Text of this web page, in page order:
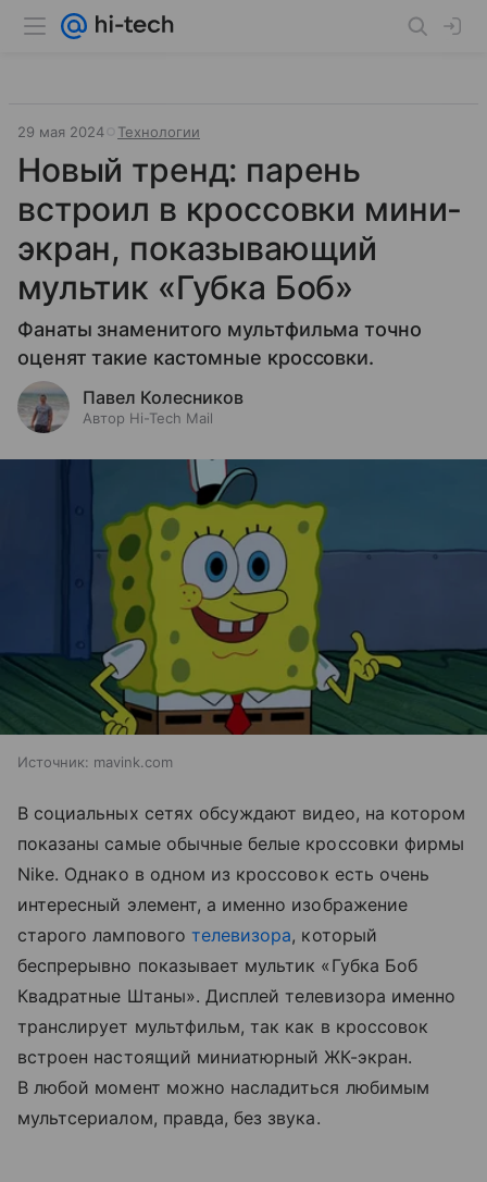
29 мая 2024 Технологии
Новый тренд: парень
встроил в кроссовки мини-
экран, показывающий
мультик «Губка Боб»
Фанаты знаменитого мультфильма точно
оценят такие кастомные кроссовки.
Павел Колесников
Автор Hi-Tech Mail
Источник: mavink.com
В социальных сетях обсуждают видео, на котором
показаны самые обычные белые кроссовки фирмы
Nike. Однако в одном из кроссовок есть очень
интересный элемент, а именно изображение
старого лампового телевизора, который
беспрерывно показывает мультик «Губка Боб
Квадратные Штаны». Дисплей телевизора именно
транслирует мультфильм, так как в кроссовок
встроен настоящий миниатюрный ЖК-экран.
В любой момент можно насладиться любимым
мультсериалом, правда, без звука.